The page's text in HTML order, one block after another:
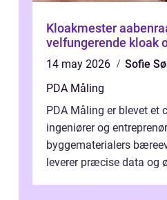
Kloakmester aabenraa sådan sikrer
velfungerende kloak
14 may 2026
Sofie
PDA Måling
PDA Måling er blevet et
ingeniører og
byggematerialers
leverer præcise data og